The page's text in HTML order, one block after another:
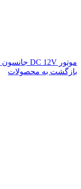
موتور DC 12V جانسون سایز 55x35mm
بازگشت به محصولات